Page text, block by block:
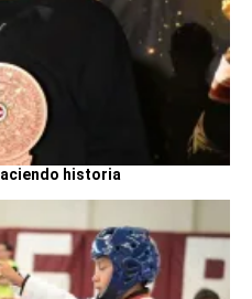
historia